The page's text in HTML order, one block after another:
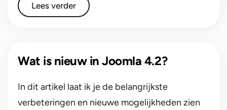
Lees verder
Wat is nieuw in Joomla 4.2?
In dit artikel laat ik je de belangrijkste
verbeteringen en nieuwe mogelijkheden zien